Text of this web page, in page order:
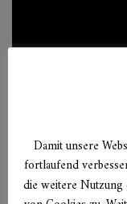
Damit unsere
fortlaufend
die weitere Nutzung